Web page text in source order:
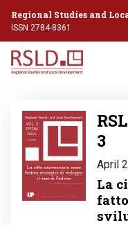
Regional Studies and
ISSN 2784-8361
Image
3
April
La